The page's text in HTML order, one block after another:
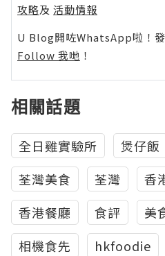
攻略及 活動情報
U Blog開咗WhatsApp啦！發
Follow 我哋 ！
相關話題
全日雞實驗所 煲仔飯
荃灣美食
荃灣
香
香港餐廳
食評 美
相機食先
hkfoodie